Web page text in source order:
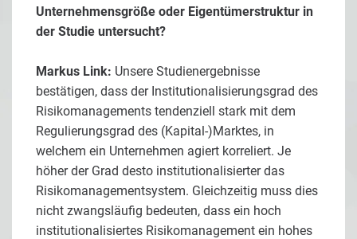
Unternehmensgröße oder Eigentümerstruktur in
der Studie untersucht?
Markus Link: Unsere Studienergebnisse
bestätigen, dass der Institutionalisierungsgrad des
Risikomanagements tendenziell stark mit dem
Regulierungsgrad des (Kapital-)Marktes, in
welchem ein Unternehmen agiert korreliert. Je
höher der Grad desto institutionalisierter das
Risikomanagementsystem. Gleichzeitig muss dies
nicht zwangsläufig bedeuten, dass ein hoch
institutionalisiertes Risikomanagement ein hohes